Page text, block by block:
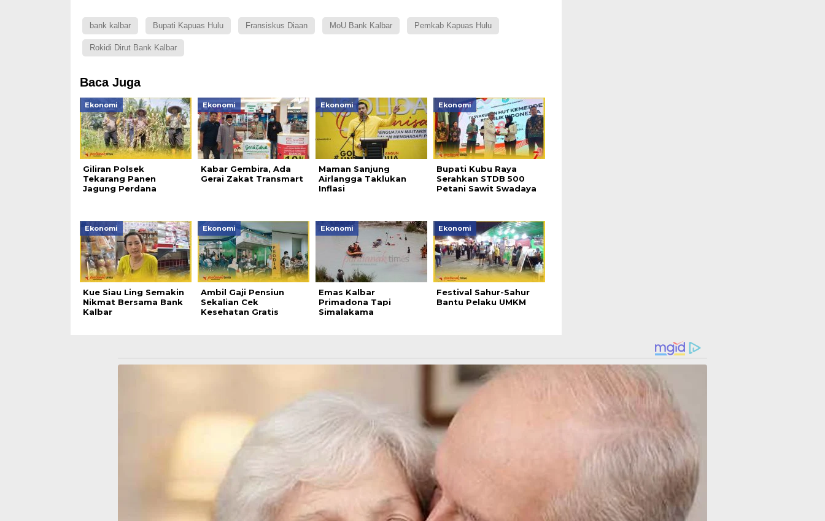
bank kalbar Bupati Kapuas Hulu Fransiskus Diaan MoU Bank Kalbar Pemkab Kapuas Hulu
Rokidi Dirut Bank Kalbar
Baca Juga
Ekonomi
Giliran Polsek
Tekarang Panen
Jagung Perdana
Ekonomi
Kabar Gembira, Ada
Gerai Zakat Transmart
Ekonomi
Maman Sanjung
Airlangga Taklukan
Inflasi
Ekonomi
Bupati Kubu Raya
Serahkan STDB 500
Petani Sawit Swadaya
Ekonomi
Kue Siau Ling Semakin
Nikmat Bersama Bank
Kalbar
Ekonomi
Ambil Gaji Pensiun
Sekalian Cek
Kesehatan Gratis
Ekonomi
Emas Kalbar
Primadona Tapi
Simalakama
Ekonomi
Festival Sahur-Sahur
Bantu Pelaku UMKM